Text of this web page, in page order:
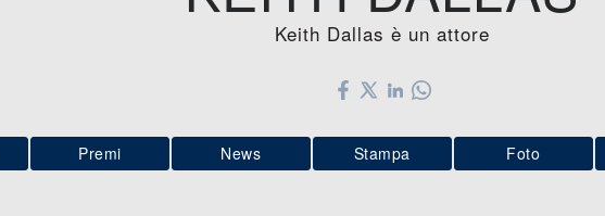
Keith Dallas è un attore
Premi News Stampa Foto